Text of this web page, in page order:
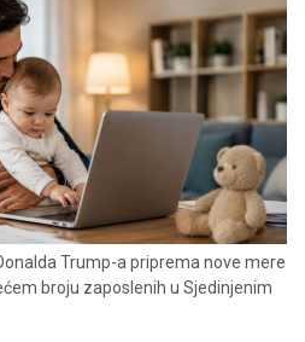
Trump-a priprema nove mere
broju zaposlenih u Sjedinjenim